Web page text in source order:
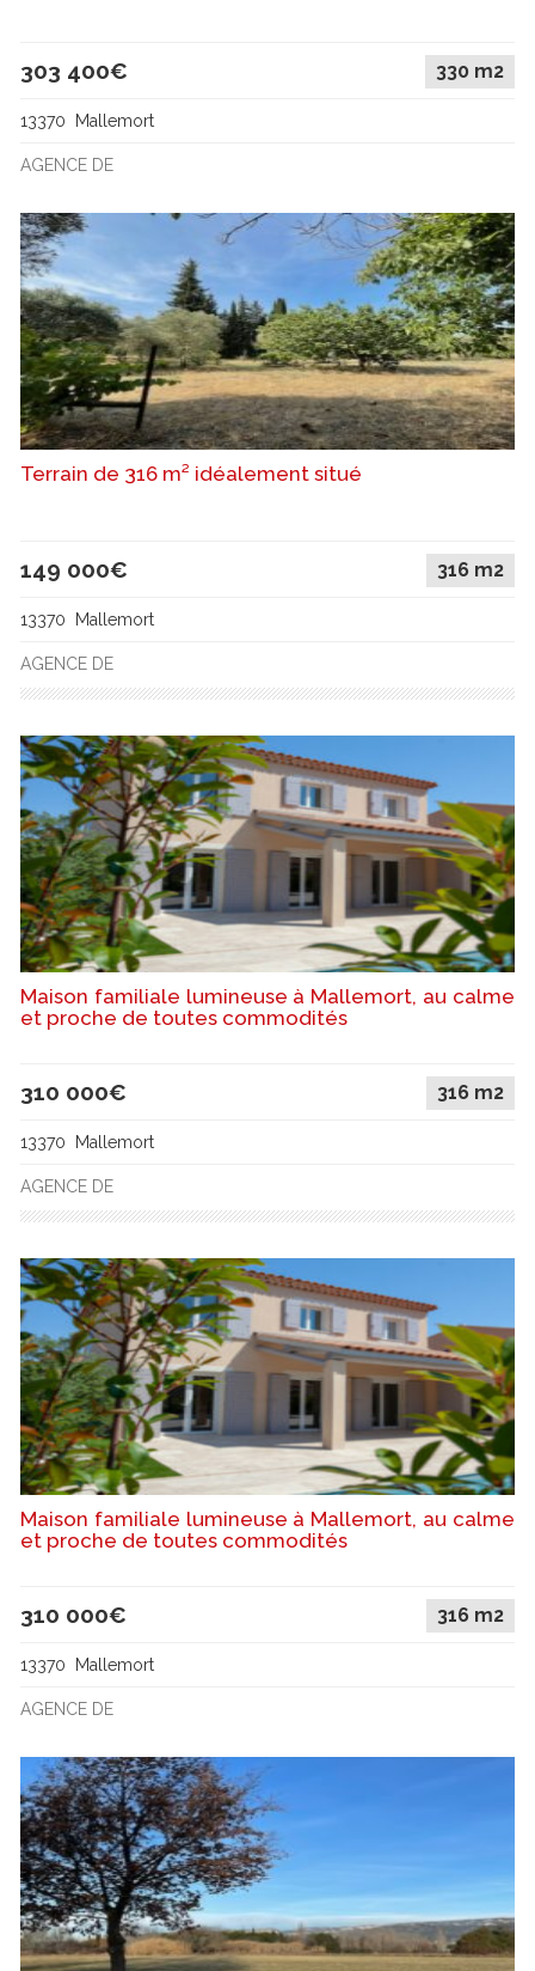
303 400€ 330 m2
13370 Mallemort
AGENCE DE
Terrain de 316 m² idéalement situé
149 000€ 316 m2
13370 Mallemort
AGENCE DE
Maison familiale lumineuse à Mallemort, au calme
et proche de toutes commodités
310 000€ 316 m2
13370 Mallemort
AGENCE DE
Maison familiale lumineuse à Mallemort, au calme
et proche de toutes commodités
310 000€ 316 m2
13370 Mallemort
AGENCE DE